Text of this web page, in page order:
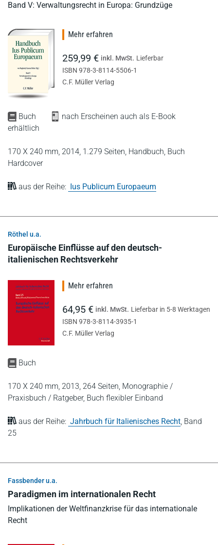
Band V: Verwaltungsrecht in Europa: Grundzüge
Buch
nach Erscheinen auch als E-Book
erhältlich
170 X 240 mm, 2014, 1.279 Seiten, Handbuch, Buch
Hardcover
aus der Reihe: Ius Publicum Europaeum
Mehr erfahren
259,99 € inkl. MwSt. Lieferbar
ISBN 978-3-8114-5506-1
C.F. Müller Verlag
Röthel u.a.
Europäische Einflüsse auf den deutsch-
italienischen Rechtsverkehr
Buch
170 X 240 mm, 2013, 264 Seiten, Monographie /
Praxisbuch / Ratgeber, Buch flexibler Einband
aus der Reihe: Jahrbuch für Italienisches Recht, Band
25
Mehr erfahren
64,95 € inkl. MwSt. Lieferbar in 5-8 Werktagen
ISBN 978-3-8114-3935-1
C.F. Müller Verlag
Fassbender u.a.
Paradigmen im internationalen Recht
Implikationen der Weltfinanzkrise für das internationale
Recht